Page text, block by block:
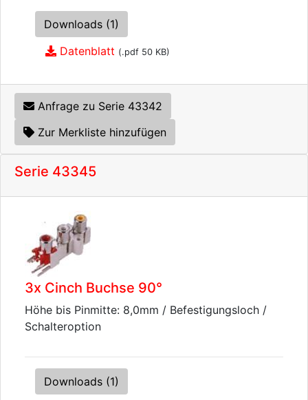
Downloads (1)
Datenblatt (.pdf 50 KB)
Anfrage zu Serie 43342
Zur Merkliste hinzufügen
Serie 43345
3x Cinch Buchse 90°
Höhe bis Pinmitte: 8,0mm / Befestigungsloch /
Schalteroption
Downloads (1)